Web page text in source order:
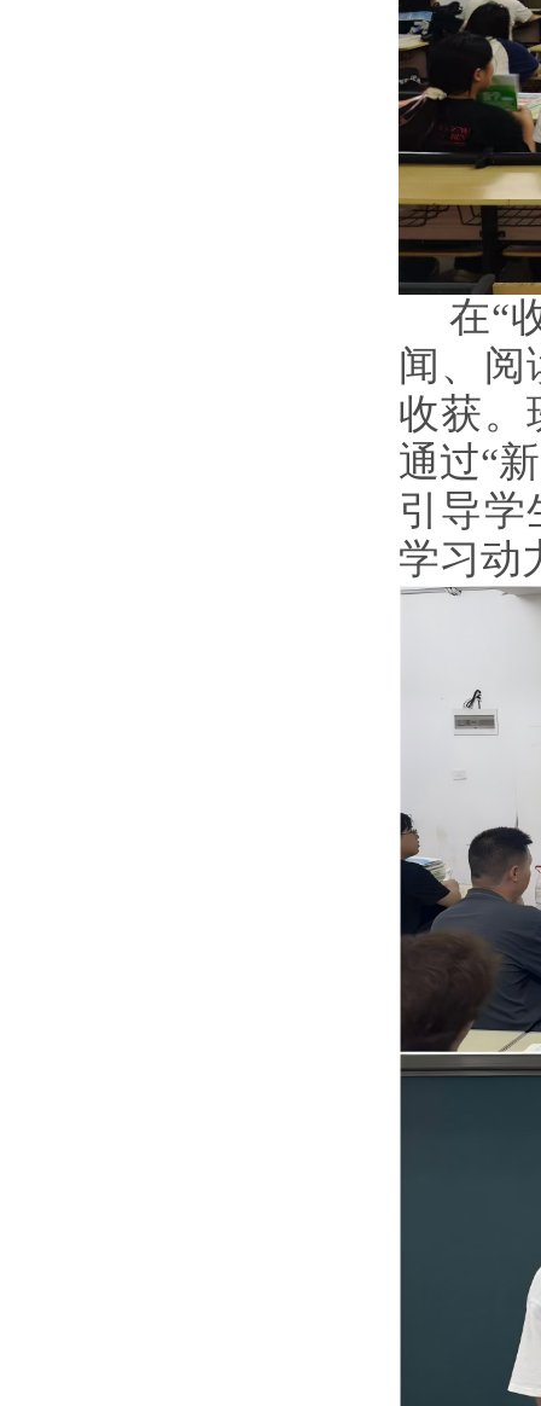
在“
闻、阅
收获。
通过“
引导学
学习动